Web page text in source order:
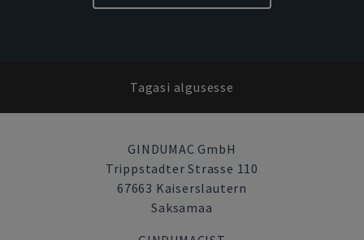
Tagasi algusesse
GINDUMAC GmbH
Trippstadter Strasse 110
67663 Kaiserslautern
Saksamaa